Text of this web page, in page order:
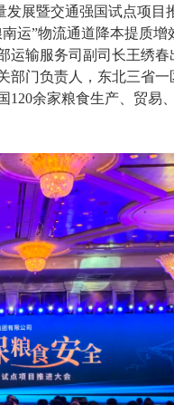
展暨交通强国试点项目
运”物流通道降本提质
输服务司副司长王绣
部门负责人，东北三省
余家粮食生产、贸易